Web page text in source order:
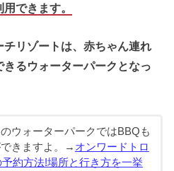
できます。
チリゾートは、赤ちゃん連れ
るウォーターパークとなっ
ウォーターパークではBBQも
きますよ。→ オンワードトロ
約方法!場所と行き方を一挙